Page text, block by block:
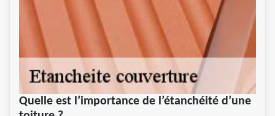
Quelle est l’importance de l’étanchéité d’une